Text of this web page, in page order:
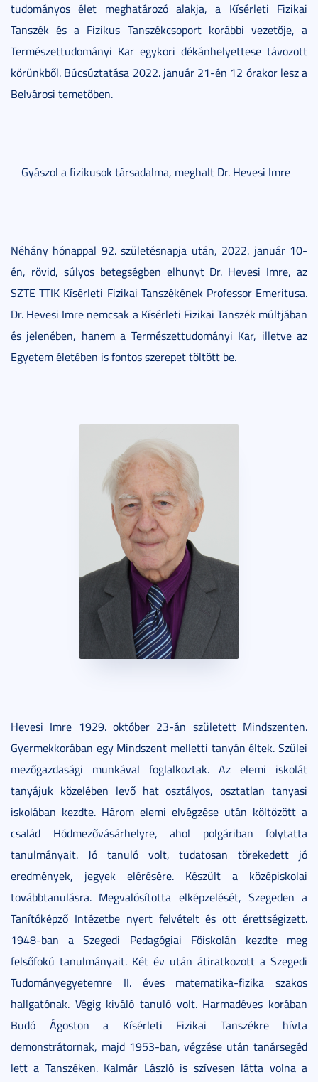
tudományos élet meghatározó alakja, a Kísérleti Fizikai
Tanszék és a Fizikus Tanszékcsoport korábbi vezetője, a
Természettudományi Kar egykori dékánhelyettese távozott
körünkből. Búcsúztatása 2022. január 21-én 12 órakor lesz a
Belvárosi temetőben.
Gyászol a fizikusok társadalma, meghalt Dr. Hevesi Imre
Néhány hónappal 92. születésnapja után, 2022. január 10-
én, rövid, súlyos betegségben elhunyt Dr. Hevesi Imre, az
SZTE TTIK Kísérleti Fizikai Tanszékének Professor Emeritusa.
Dr. Hevesi Imre nemcsak a Kísérleti Fizikai Tanszék múltjában
és jelenében, hanem a Természettudományi Kar, illetve az
Egyetem életében is fontos szerepet töltött be.
Hevesi Imre 1929. október 23-án született Mindszenten.
Gyermekkorában egy Mindszent melletti tanyán éltek. Szülei
mezőgazdasági munkával foglalkoztak. Az elemi iskolát
tanyájuk közelében levő hat osztályos, osztatlan tanyasi
iskolában kezdte. Három elemi elvégzése után költözött a
család Hódmezővásárhelyre, ahol polgáriban folytatta
tanulmányait. Jó tanuló volt, tudatosan törekedett jó
eredmények, jegyek elérésére. Készült a középiskolai
továbbtanulásra. Megvalósította elképzelését, Szegeden a
Tanítóképző Intézetbe nyert felvételt és ott érettségizett.
1948-ban a Szegedi Pedagógiai Főiskolán kezdte meg
felsőfokú tanulmányait. Két év után átiratkozott a Szegedi
Tudományegyetemre II. éves matematika-fizika szakos
hallgatónak. Végig kiváló tanuló volt. Harmadéves korában
Budó Ágoston a Kísérleti Fizikai Tanszékre hívta
demonstrátornak, majd 1953-ban, végzése után tanársegéd
lett a Tanszéken. Kalmár László is szívesen látta volna a